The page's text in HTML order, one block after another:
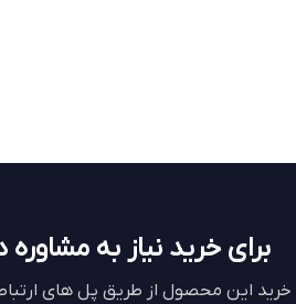
برای خرید نیاز به مشاوره
خرید این محصول از طریق پل های